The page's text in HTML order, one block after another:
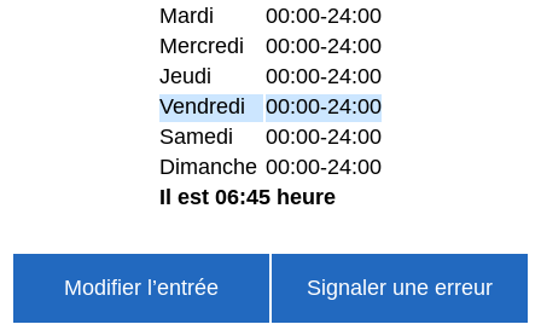
Mardi
00:00-24:00
Mercredi
00:00-24:00
Jeudi
00:00-24:00
Vendredi
00:00-24:00
Samedi
00:00-24:00
Dimanche 00:00-24:00
Il est 06:45 heure
Modifier l’entrée Signaler une erreur